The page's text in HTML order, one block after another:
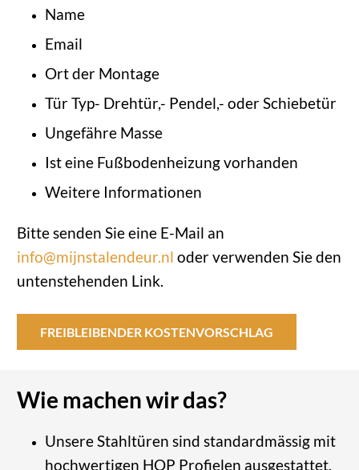
Name
Email
Ort der Montage
Tür Typ- Drehtür,- Pendel,- oder Schiebetür
Ungefähre Masse
Ist eine Fußbodenheizung vorhanden
Weitere Informationen
Bitte senden Sie eine E-Mail an
info@mijnstalendeur.nl oder verwenden Sie den
untenstehenden Link.
FREIBLEIBENDER KOSTENVORSCHLAG
Wie machen wir das?
Unsere Stahltüren sind standardmässig mit
hochwertigen HOP Profielen ausgestattet.